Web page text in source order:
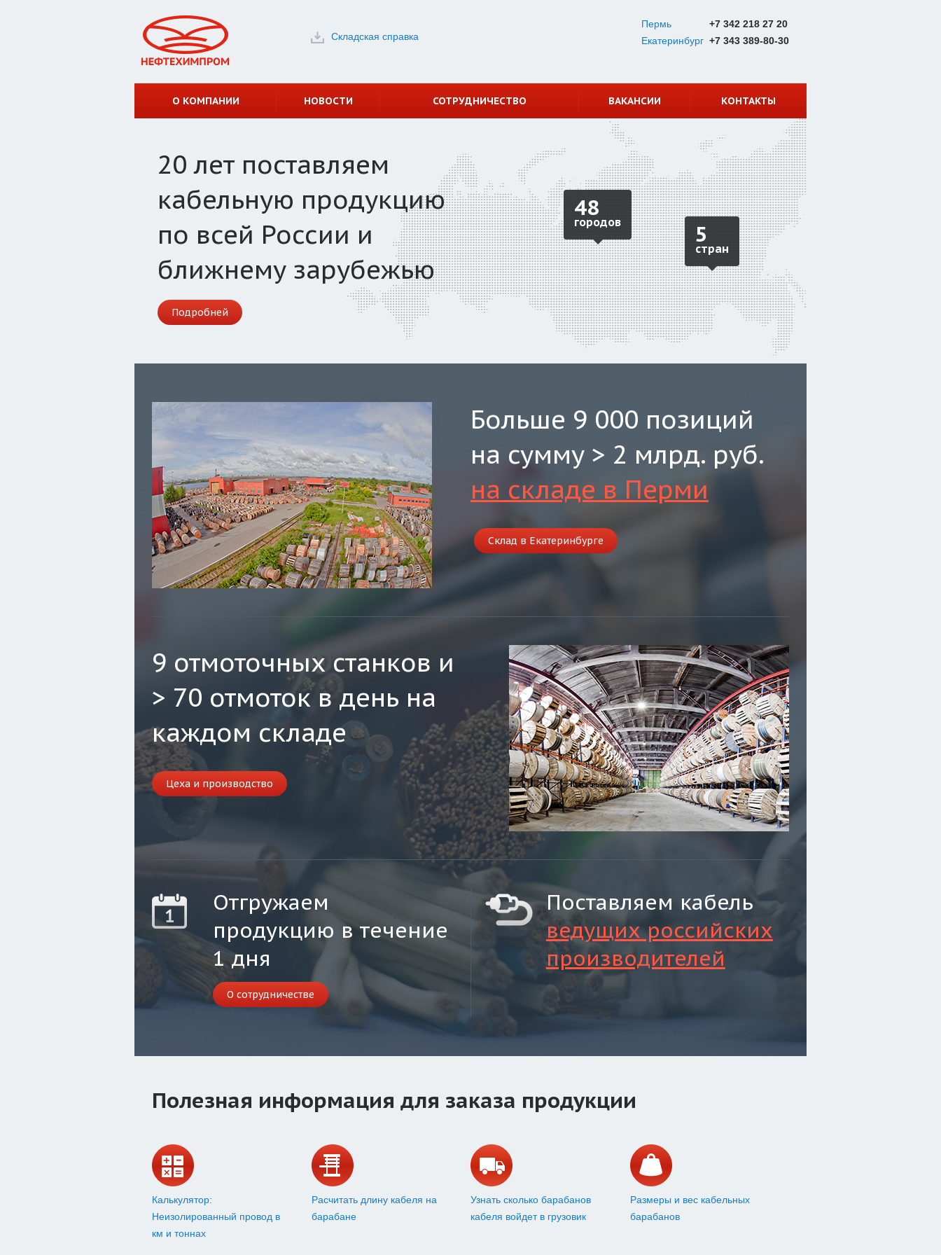
Пермь
+7 342 218 27 20
Екатеринбург +7 343 389-80-30
Складская справка
О КОМПАНИИ НОВОСТИ СОТРУДНИЧЕСТВО ВАКАНСИИ КОНТАКТЫ
20 лет поставляем
кабельную продукцию
по всей России и
ближнему зарубежью
Подробней
48
городов 5
стран
Больше 9 000 позиций
на сумму > 2 млрд. руб.
на складе в Перми
Склад в Екатеринбурге
9 отмоточных станков и
> 70 отмоток в день на
каждом складе
Цеха и производство
Отгружаем
продукцию в течение
1 дня
О сотрудничестве
Поставляем кабель
ведущих российских
производителей
Полезная информация для заказа продукции
Калькулятор:
Неизолированный провод в
км и тоннах
Расчитать длину кабеля на
барабане
Узнать сколько барабанов
кабеля войдет в грузовик
Размеры и вес кабельных
барабанов